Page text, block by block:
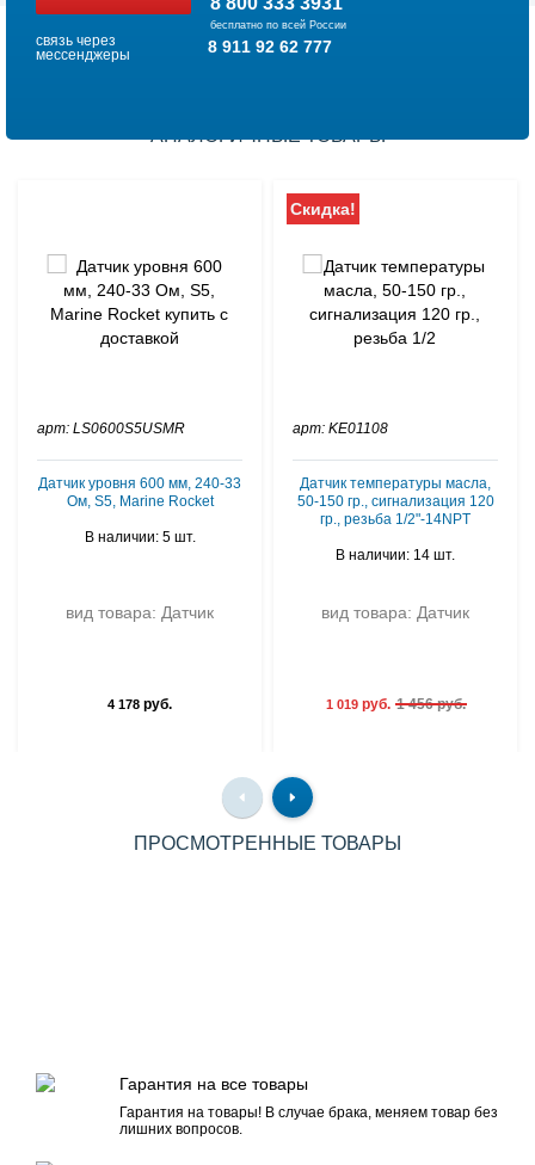
бесплатно по всей России
связь через
мессенджеры
8 911 92 62 777
АНАЛОГИЧНЫЕ ТОВАРЫ
арт: LS0600S5USMR
Датчик уровня 600 мм, 240-33
Ом, S5, Marine Rocket
В наличии: 5 шт.
вид товара: Датчик
4 178 руб.
Скидка!
арт: KE01108
Датчик температуры масла,
50-150 гр., сигнализация 120
гр., резьба 1/2"-14NPT
В наличии: 14 шт.
вид товара: Датчик
1 019руб. 1 456 руб.
ПРОСМОТРЕННЫЕ ТОВАРЫ
Гарантия на все товары
Гарантия на товары! В случае брака, меняем товар без
лишних вопросов.